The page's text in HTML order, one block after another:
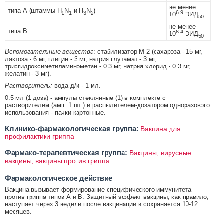
типа А (штаммы H 1 N1 и H3N2)
не менее
106.9 ЭИД50
типа В
не менее
106.4 ЭИД50
Вспомогательные вещества: стабилизатор М-2 (сахароза - 15 мг,
лактоза - 6 мг, глицин - 3 мг, натрия глутамат - 3 мг,
трисгидроксиметиламинометан - 0.3 мг, натрия хлорид - 0.3 мг,
желатин - 3 мг).
Растворитель: вода д/и - 1 мл.
0.5 мл (1 доза) - ампулы стеклянные (1) в комплекте с
растворителем (амп. 1 шт.) и распылителем-дозатором одноразового
использования - пачки картонные.
Клинико-фармакологическая группа: Вакцина для
профилактики гриппа
Фармако-терапевтическая группа: Вакцины; вирусные
вакцины; вакцины против гриппа
Фармакологическое действие
Вакцина вызывает формирование специфического иммунитета
против гриппа типов А и В. Защитный эффект вакцины, как правило,
наступает через 3 недели после вакцинации и сохраняется 10-12
месяцев.